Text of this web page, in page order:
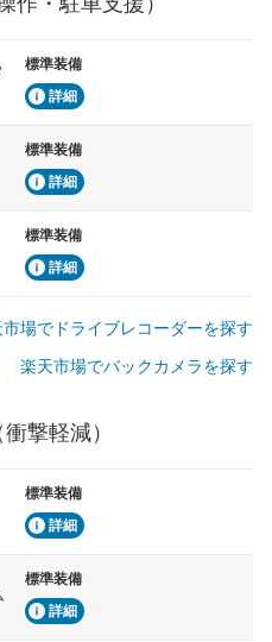
標準装備
詳細
標準装備
詳細
標準装備
詳細
場でドライブレコーダーを探す
楽天市場でバックカメラを探す
撃軽減）
標準装備
詳細
標準装備
詳細